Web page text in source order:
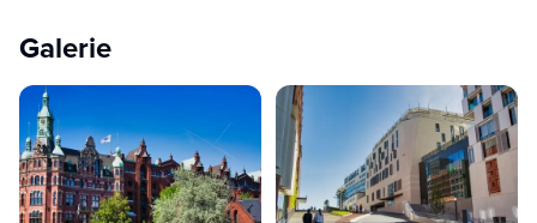
Galerie